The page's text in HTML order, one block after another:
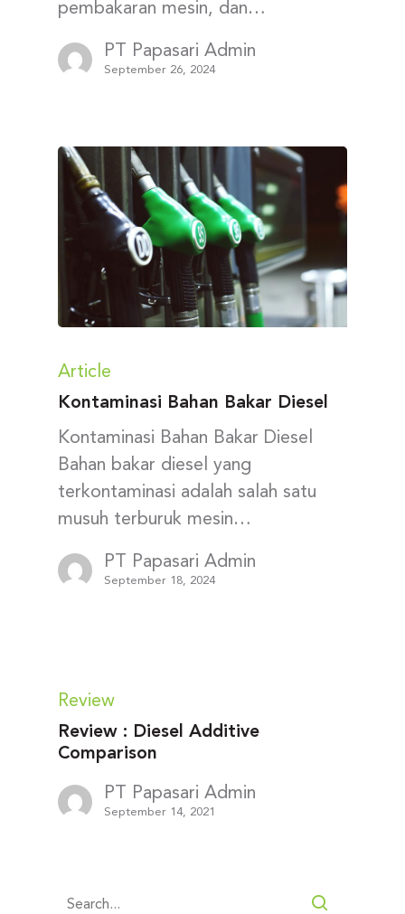
pembakaran mesin, dan…
PT Papasari Admin
September 26, 2024
Article
Kontaminasi Bahan Bakar Diesel
Kontaminasi Bahan Bakar Diesel
Bahan bakar diesel yang
terkontaminasi adalah salah satu
musuh terburuk mesin…
PT Papasari Admin
September 18, 2024
Review
Review : Diesel Additive
Comparison
PT Papasari Admin
September 14, 2021